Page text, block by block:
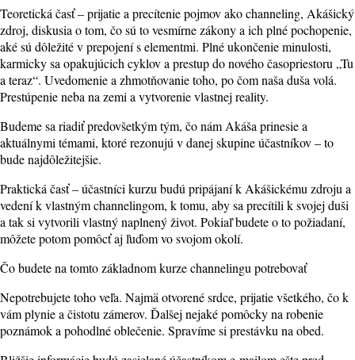
Teoretická časť – prijatie a precítenie pojmov ako channeling, Akášický
zdroj, diskusia o tom, čo sú to vesmírne zákony a ich plné pochopenie,
aké sú dôležité v prepojení s elementmi. Plné ukončenie minulosti,
karmicky sa opakujúcich cyklov a prestup do nového časopriestoru „Tu
a teraz“. Uvedomenie a zhmotňovanie toho, po čom naša duša volá.
Prestúpenie neba na zemi a vytvorenie vlastnej reality.
Budeme sa riadiť predovšetkým tým, čo nám Akáša prinesie a
aktuálnymi témami, ktoré rezonujú v danej skupine účastníkov – to
bude najdôležitejšie.
Praktická časť – účastníci kurzu budú pripájaní k Akášickému zdroju a
vedení k vlastným channelingom, k tomu, aby sa precítili k svojej duši
a tak si vytvorili vlastný naplnený život. Pokiaľ budete o to požiadaní,
môžete potom pomôcť aj ľuďom vo svojom okolí.
Čo budete na tomto základnom kurze channelingu potrebovať
Nepotrebujete toho veľa. Najmä otvorené srdce, prijatie všetkého, čo k
vám plynie a čistotu zámerov. Ďalšej nejaké pomôcky na robenie
poznámok a pohodlné oblečenie. Spravíme si prestávku na obed.